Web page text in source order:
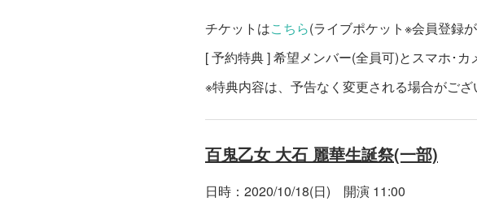
チケットはこちら(ライブポケット※会員登録
[ 予約特典 ] 希望メンバー(全員可)とスマホ･カ
※特典内容は、予告なく変更される場合がござ
百鬼乙女 大石 麗華生誕祭(一部)
日時：2020/10/18(日) 開演 11:00